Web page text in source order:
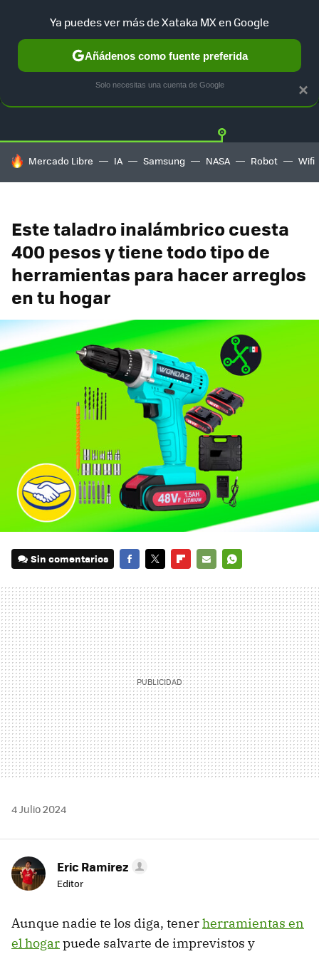
GUÍA DE COMPRAS MERCADO LIBRE
HOY SE HABLA DE
Mercado Libre IA Samsung NASA Robot Wifi
Este taladro inalámbrico cuesta
400 pesos y tiene todo tipo de
herramientas para hacer arreglos
en tu hogar
Sin comentarios
MAIL
4 Julio 2024
Eric Ramirez
Editor
Aunque nadie te los diga, tenerherramientas en
el hogarpuede salvarte de imprevistos y
×
Ya puedes ver más de Xataka MX en Google
Añádenos como fuente preferida
Solo necesitas una cuenta de Google